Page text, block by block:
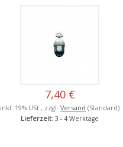
7,40 €
inkl. 19% USt., zzgl.Versand (Standard)
Lieferzeit: 3 - 4 Werktage